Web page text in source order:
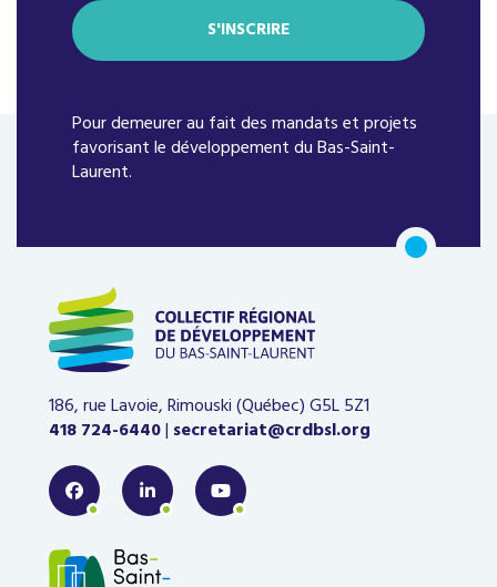
Pour demeurer au fait des mandats et projets
favorisant le développement du Bas-Saint-
Laurent.
186, rue Lavoie, Rimouski (Québec)G5L 5Z1
418 724-6440| secretariat@crdbsl.org